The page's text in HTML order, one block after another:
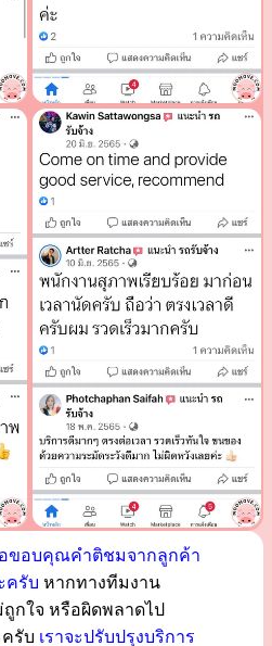
ขอบคุณคำติชมจากลูกค้า
ครับ หากทางทีมงาน
กใจ หรือผิดพลาดไป
รับ เราจะปรับปรุงบริการ